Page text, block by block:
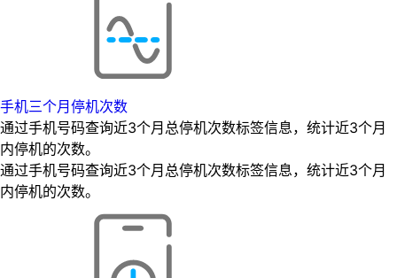
手机三个月停机次数
通过手机号码查询近3个月总停机次数标签信息，统计近3个月
内停机的次数。
通过手机号码查询近3个月总停机次数标签信息，统计近3个月
内停机的次数。